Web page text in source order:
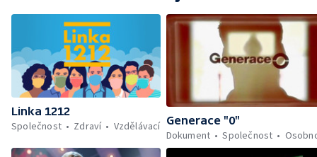
Linka 1212
Společnost
Zdraví Vzdělávací Generace "0"
Dokument
Společnost